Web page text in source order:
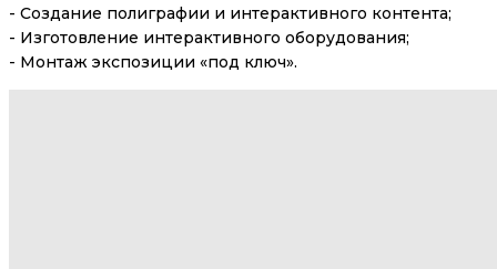
- Создание полиграфии и интерактивного контента;
- Изготовление интерактивного оборудования;
- Монтаж экспозиции «под ключ».